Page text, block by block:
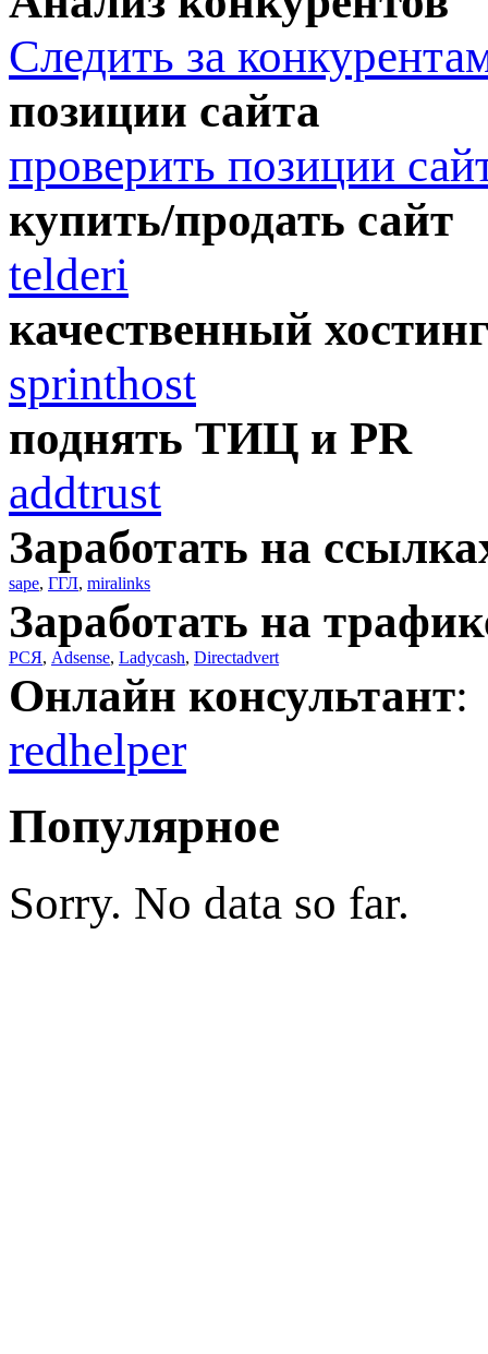
Следить за
позиции сайта
проверить позиции
купить/продать сайт
telderi
качественный
sprinthost
поднять ТИЦ и PR
addtrust
Заработать на
sape, ГГЛ, miralinks
Заработать на
РСЯ, Adsense, Ladycash, Directadvert
Онлайн консультант:
redhelper
Популярное
Sorry. No data so far.